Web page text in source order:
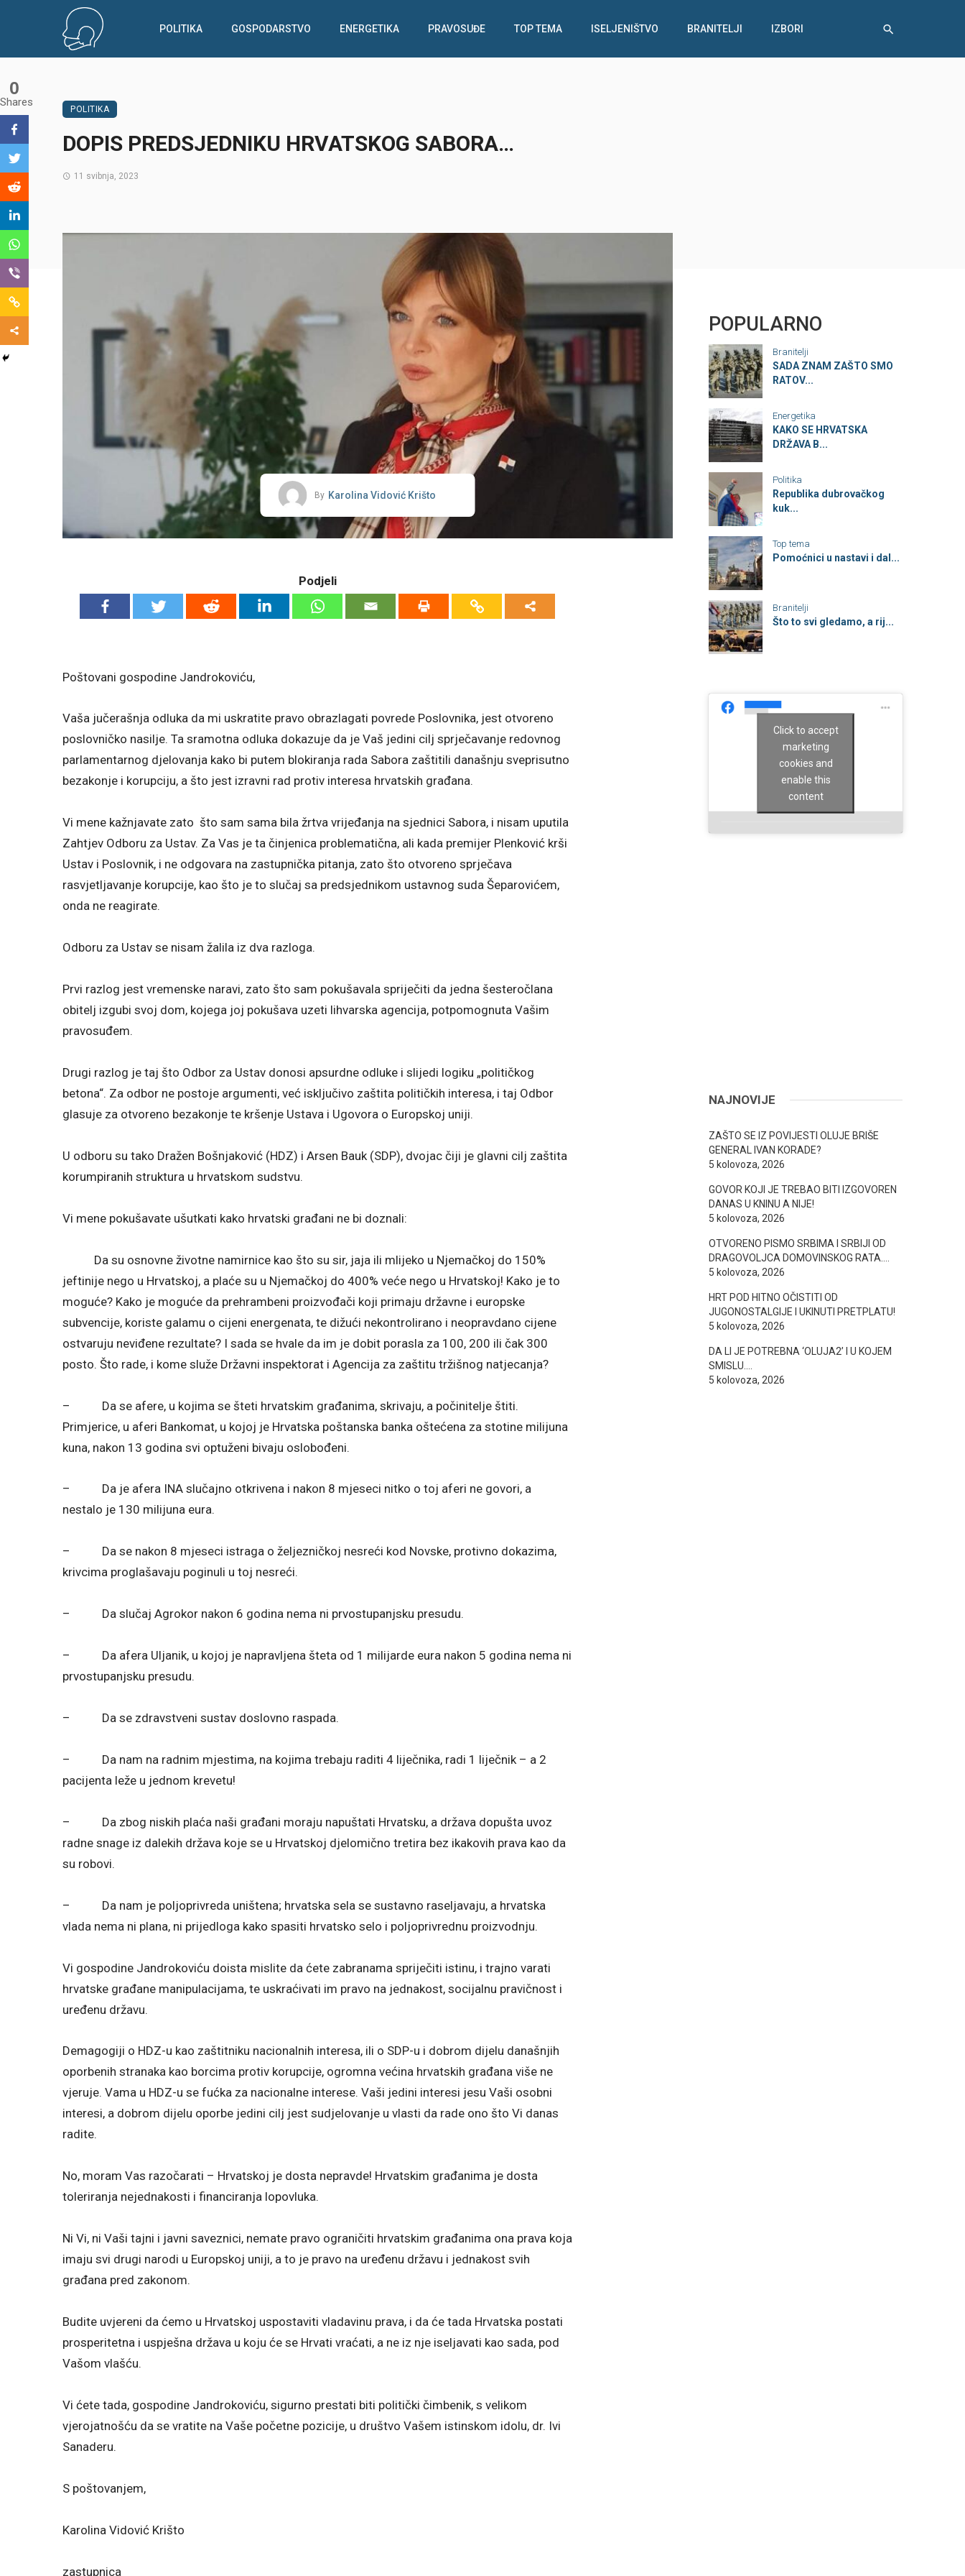
POLITIKA GOSPODARSTVO ENERGETIKA PRAVOSUĐE TOP TEMA ISELJENIŠTVO BRANITELJI IZBORI
POLITIKA
DOPIS PREDSJEDNIKU HRVATSKOG SABORA…
11 svibnja, 2023
By Karolina Vidović Krišto
Podjeli
Poštovani gospodine Jandrokoviću,
Vaša jučerašnja odluka da mi uskratite pravo obrazlagati povrede Poslovnika, jest otvoreno
poslovničko nasilje. Ta sramotna odluka dokazuje da je Vaš jedini cilj sprječavanje redovnog
parlamentarnog djelovanja kako bi putem blokiranja rada Sabora zaštitili današnju sveprisutno
bezakonje i korupciju, a što jest izravni rad protiv interesa hrvatskih građana.
Vi mene kažnjavate zato što sam sama bila žrtva vrijeđanja na sjednici Sabora, i nisam uputila
Zahtjev Odboru za Ustav. Za Vas je ta činjenica problematična, ali kada premijer Plenković krši
Ustav i Poslovnik, i ne odgovara na zastupnička pitanja, zato što otvoreno sprječava
rasvjetljavanje korupcije, kao što je to slučaj sa predsjednikom ustavnog suda Šeparovićem,
onda ne reagirate.
Odboru za Ustav se nisam žalila iz dva razloga.
Prvi razlog jest vremenske naravi, zato što sam pokušavala spriječiti da jedna šesteročlana
obitelj izgubi svoj dom, kojega joj pokušava uzeti lihvarska agencija, potpomognuta Vašim
pravosuđem.
Drugi razlog je taj što Odbor za Ustav donosi apsurdne odluke i slijedi logiku „političkog
betona“. Za odbor ne postoje argumenti, već isključivo zaštita političkih interesa, i taj Odbor
glasuje za otvoreno bezakonje te kršenje Ustava i Ugovora o Europskoj uniji.
U odboru su tako Dražen Bošnjaković (HDZ) i Arsen Bauk (SDP), dvojac čiji je glavni cilj zaštita
korumpiranih struktura u hrvatskom sudstvu.
Vi mene pokušavate ušutkati kako hrvatski građani ne bi doznali:
Da su osnovne životne namirnice kao što su sir, jaja ili mlijeko u Njemačkoj do 150%
jeftinije nego u Hrvatskoj, a plaće su u Njemačkoj do 400% veće nego u Hrvatskoj! Kako je to
moguće? Kako je moguće da prehrambeni proizvođači koji primaju državne i europske
subvencije, koriste galamu o cijeni energenata, te dižući nekontrolirano i neopravdano cijene
ostvaruju neviđene rezultate? I sada se hvale da im je dobit porasla za 100, 200 ili čak 300
posto. Što rade, i kome služe Državni inspektorat i Agencija za zaštitu tržišnog natjecanja?
– Da se afere, u kojima se šteti hrvatskim građanima, skrivaju, a počinitelje štiti.
Primjerice, u aferi Bankomat, u kojoj je Hrvatska poštanska banka oštećena za stotine milijuna
kuna, nakon 13 godina svi optuženi bivaju oslobođeni.
– Da je afera INA slučajno otkrivena i nakon 8 mjeseci nitko o toj aferi ne govori, a
nestalo je 130 milijuna eura.
– Da se nakon 8 mjeseci istraga o željezničkoj nesreći kod Novske, protivno dokazima,
krivcima proglašavaju poginuli u toj nesreći.
– Da slučaj Agrokor nakon 6 godina nema ni prvostupanjsku presudu.
– Da afera Uljanik, u kojoj je napravljena šteta od 1 milijarde eura nakon 5 godina nema ni
prvostupanjsku presudu.
– Da se zdravstveni sustav doslovno raspada.
– Da nam na radnim mjestima, na kojima trebaju raditi 4 liječnika, radi 1 liječnik – a 2
pacijenta leže u jednom krevetu!
– Da zbog niskih plaća naši građani moraju napuštati Hrvatsku, a država dopušta uvoz
radne snage iz dalekih država koje se u Hrvatskoj djelomično tretira bez ikakovih prava kao da
su robovi.
– Da nam je poljoprivreda uništena; hrvatska sela se sustavno raseljavaju, a hrvatska
vlada nema ni plana, ni prijedloga kako spasiti hrvatsko selo i poljoprivrednu proizvodnju.
Vi gospodine Jandrokoviću doista mislite da ćete zabranama spriječiti istinu, i trajno varati
hrvatske građane manipulacijama, te uskraćivati im pravo na jednakost, socijalnu pravičnost i
uređenu državu.
Demagogiji o HDZ-u kao zaštitniku nacionalnih interesa, ili o SDP-u i dobrom dijelu današnjih
oporbenih stranaka kao borcima protiv korupcije, ogromna većina hrvatskih građana više ne
vjeruje. Vama u HDZ-u se fućka za nacionalne interese. Vaši jedini interesi jesu Vaši osobni
interesi, a dobrom dijelu oporbe jedini cilj jest sudjelovanje u vlasti da rade ono što Vi danas
radite.
No, moram Vas razočarati – Hrvatskoj je dosta nepravde! Hrvatskim građanima je dosta
toleriranja nejednakosti i financiranja lopovluka.
Ni Vi, ni Vaši tajni i javni saveznici, nemate pravo ograničiti hrvatskim građanima ona prava koja
imaju svi drugi narodi u Europskoj uniji, a to je pravo na uređenu državu i jednakost svih
građana pred zakonom.
Budite uvjereni da ćemo u Hrvatskoj uspostaviti vladavinu prava, i da će tada Hrvatska postati
prosperitetna i uspješna država u koju će se Hrvati vraćati, a ne iz nje iseljavati kao sada, pod
Vašom vlašću.
Vi ćete tada, gospodine Jandrokoviću, sigurno prestati biti politički čimbenik, s velikom
vjerojatnošću da se vratite na Vaše početne pozicije, u društvo Vašem istinskom idolu, dr. Ivi
Sanaderu.
S poštovanjem,
Karolina Vidović Krišto
zastupnica
0
Shares
POPULARNO
Branitelji
SADA ZNAM ZAŠTO SMO
RATOV...
Energetika
KAKO SE HRVATSKA
DRŽAVA B...
Politika
Republika dubrovačkog
kuk...
Top tema
Pomoćnici u nastavi i dal...
Branitelji
Što to svi gledamo, a rij...
Click to accept
marketing
cookies and
enable this
content
NAJNOVIJE
ZAŠTO SE IZ POVIJESTI OLUJE BRIŠE
GENERAL IVAN KORADE?
5 kolovoza, 2026
GOVOR KOJI JE TREBAO BITI IZGOVOREN
DANAS U KNINU A NIJE!
5 kolovoza, 2026
OTVORENO PISMO SRBIMA I SRBIJI OD
DRAGOVOLJCA DOMOVINSKOG RATA….
5 kolovoza, 2026
HRT POD HITNO OČISTITI OD
JUGONOSTALGIJE I UKINUTI PRETPLATU!
5 kolovoza, 2026
DA LI JE POTREBNA ‘OLUJA2’ I U KOJEM
SMISLU….
5 kolovoza, 2026